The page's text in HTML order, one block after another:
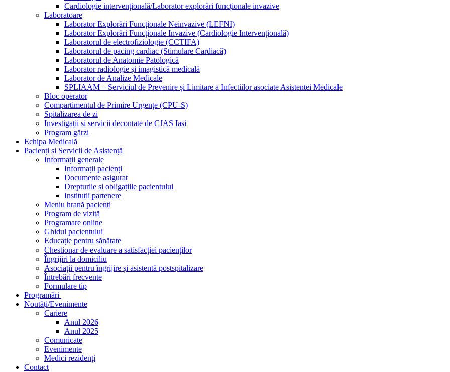
Cardiologie intervențională/Laborator explorări funcționale invazive
Laboratoare
Laborator Explorări Funcționale Neinvazive (LEFNI)
Laborator Explorări Funcționale Invazive (Cardiologie Intervențională)
Laboratorul de electrofiziologie (CCTIFA)
Laboratorul de pacing cardiac (Stimulare Cardiacă)
Laboratorul de Anatomie Patologică
Laborator radiologie și imagistică medicală
Laborator de Analize Medicale
SPLIAAM – Serviciul de Prevenire și Limitare a Infectiilor asociate Asistentei Medicale
Bloc operator
Compartimentul de Primire Urgențe (CPU-S)
Spitalizarea de zi
Investigații si servicii decontate de CJAS Iași
Program gărzi
Echipa Medicală
Pacienți și Servicii de Asistență
Informații generale
Informații pacienți
Documente asigurat
Drepturile și obligațiile pacientului
Instituții partenere
Meniu hrană pacienți
Program de vizită
Programare online
Ghidul pacientului
Educație pentru sănătate
Chestionar de evaluare a satisfacției pacienților
Îngrijiri la domiciliu
Asociații pentru îngrijire și asistentă postspitalizare
Întrebări frecvente
Formulare tip
Programări
Noutăți/Evenimente
Cariere
Anul 2026
Anul 2025
Comunicate
Evenimente
Medici rezidenți
Contact